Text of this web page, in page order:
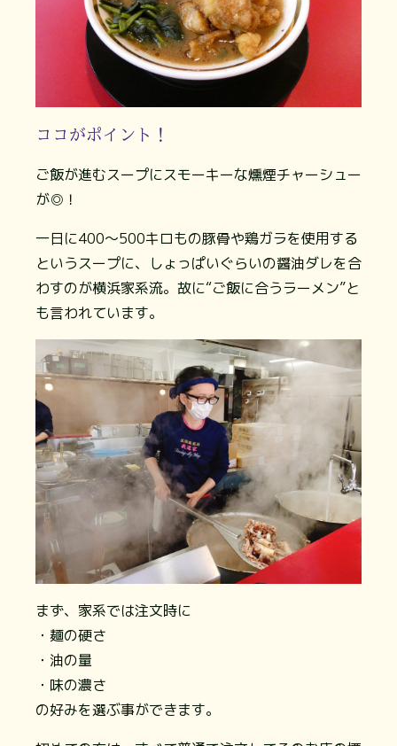
ココがポイント！
ご飯が進むスープにスモーキーな燻煙チャーシュー
が◎！
一日に400～500キロもの豚骨や鶏ガラを使用する
というスープに、しょっぱいぐらいの醤油ダレを合
わすのが横浜家系流。故に“ご飯に合うラーメン”と
も言われています。
まず、家系では注文時に
・麺の硬さ
・油の量
・味の濃さ
の好みを選ぶ事ができます。